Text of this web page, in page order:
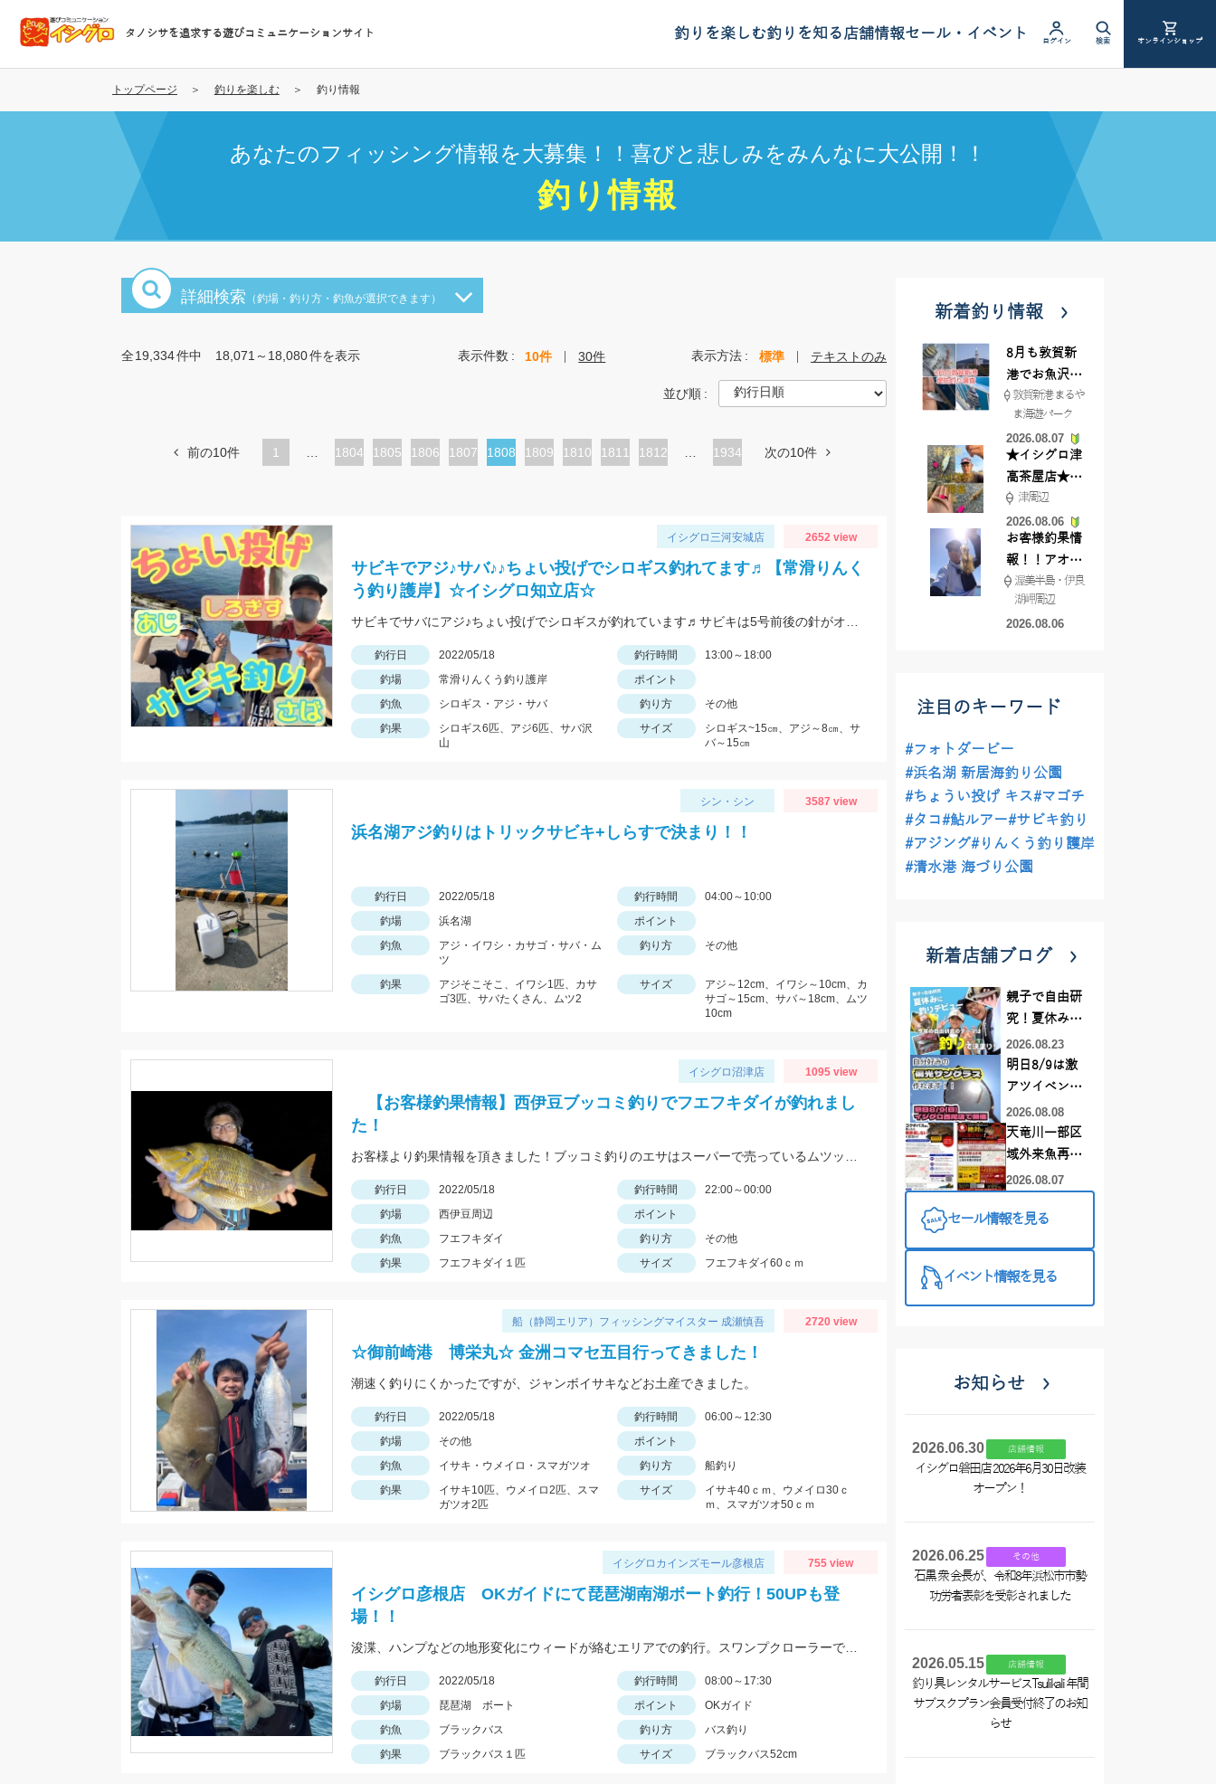
コ
テ
タノシサを追求する遊びコミュニケーションサイト 釣りを楽しむ釣りを知る店舗情報セール・イベント ログイン 検索 オンラインショップ
トップページ 釣りを楽しむ 釣り情報
あなたのフィッシング情報を大募集！！喜びと悲しみをみんなに大公開！！
釣り情報
詳細検索 （釣場・釣り方・釣魚が選択できます）
全19,334件中 18,071～18,080件を表示 表示件数 10件 30件 表示方法 標準 テキストのみ
並び順
前の10件 1
ペ
1804
ペ
1805
ペ
1806
ペ
1807
カ
ペ
ー
ジ
1808
ペ
1809
ペ
1810
ペ
1811
ペ
1812 1934 次の10件
イシグロ三河安城店 2652 view
サビキでアジ♪サバ♪♪ちょい投げでシロギス釣れてます♬【常滑りんく
う釣り護岸】☆イシグロ知立店☆
釣行日 2022/05/18 釣行時間
13:00～18:00
釣場
常滑りんくう釣り護岸
ポイント
釣魚
シロギス・アジ・サバ 釣り方
その他
釣果
シロギス6匹、アジ6匹、サバ沢
山
サイズ
シロギス~15㎝、アジ～8㎝、サ
バ～15㎝
シン・シン 3587 view
浜名湖アジ釣りはトリックサビキ+しらすで決まり！！
釣行日 2022/05/18 釣行時間
04:00～10:00
釣場
浜名湖
ポイント
釣魚
アジ・イワシ・カサゴ・サバ・ム
ツ
釣り方 その他
釣果
アジそこそこ、イワシ1匹、カサ
ゴ3匹、サバたくさん、ムツ2
サイズ
アジ～12cm、イワシ～10cm、カ
サゴ～15cm、サバ～18cm、ムツ
10cm
イシグロ沼津店 1095 view
【お客様釣果情報】西伊豆ブッコミ釣りでフエフキダイが釣れまし
た！
釣行日 2022/05/18 釣行時間
22:00～00:00
釣場
西伊豆周辺
ポイント
釣魚
フエフキダイ 釣り方
その他
釣果
フエフキダイ１匹 サイズ フエフキダイ60ｃｍ
船（静岡エリア）フィッシングマイスター 成瀬慎吾 2720 view
☆御前崎港 博栄丸☆ 金洲コマセ五目行ってきました！
潮速く釣りにくかったですが、ジャンボイサキなどお土産できました。
釣行日 2022/05/18 釣行時間
06:00～12:30
釣場
その他
ポイント
釣魚
イサキ・ウメイロ・スマガツオ 釣り方
船釣り
釣果
イサキ10匹、ウメイロ2匹、スマ
ガツオ2匹
サイズ
イサキ40ｃｍ、ウメイロ30ｃ
ｍ、スマガツオ50ｃｍ
イシグロカインズモール彦根店 755 view
イシグロ彦根店 OKガイドにて琵琶湖南湖ボート釣行！50UPも登
場！！
釣行日 2022/05/18 釣行時間
08:00～17:30
釣場
琵琶湖 ボート ポイント
OKガイド
釣魚
ブラックバス 釣り方
バス釣り
釣果
ブラックバス１匹 サイズ ブラックバス52cm
新着釣り情報
8月も敦賀新
港でお魚沢山
♪ イシグロ彦
根店
敦賀新港 まるや
ま海遊パーク
2026.08.07
★イシグロ津
高茶屋店★津
近郊ハゼ釣れ
てます！
津周辺
2026.08.06
お客様釣果情
報！！アオリ
イカが釣れ始
めています！
渥美半島・伊良
湖岬周辺
2026.08.06
注目のキーワード
#フォトダービー
#浜名湖 新居海釣り公園
#ちょうい投げ キス#マゴチ
#タコ#鮎ルアー#サビキ釣り
#アジング#りんくう釣り護岸
#清水港 海づり公園
新着店舗ブログ
親子で自由研
究！夏休みに
釣りデビュー
2026.08.23
明日8/9は激
アツイベント
日！！！～オ
ーダー偏光グ
ラス受注会～
2026.08.08
天竜川一部区
域外来魚再放
流禁止となり
2026.08.07
セール情報を見る
イベント情報を見る
お知らせ
2026.06.30 店舗情報
イシグロ磐田店 2026年6月30日改装
オープン！
2026.06.25 その他
石黒 衆 会長が、令和8年浜松市市勢
功労者表彰を受彰されました
2026.05.15 店舗情報
釣り具レンタルサービスTsulikali 年間
サブスクプラン会員受付終了のお知
らせ